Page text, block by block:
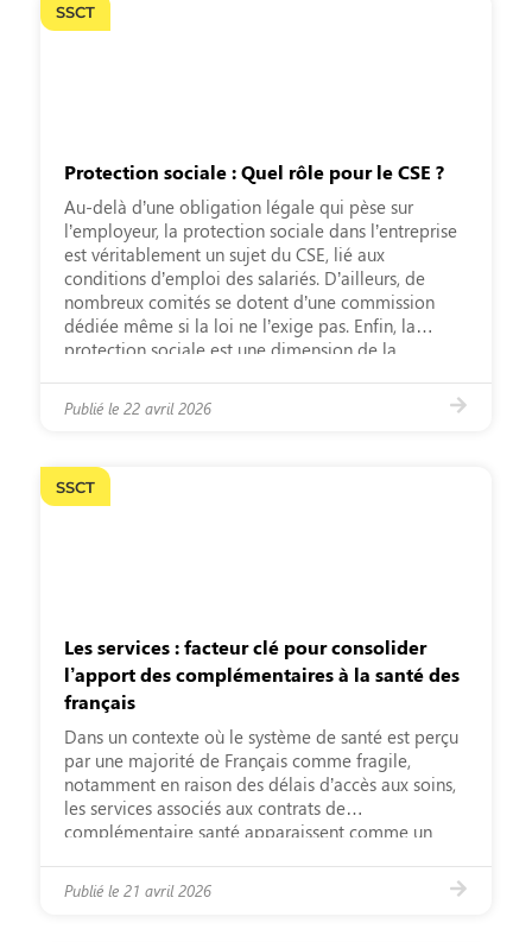
SSCT
Protection sociale : Quel rôle pour le CSE ?
Au-delà d’une obligation légale qui pèse sur
l’employeur, la protection sociale dans l’entreprise
est véritablement un sujet du CSE, lié aux
conditions d’emploi des salariés. D’ailleurs, de
nombreux comités se dotent d’une commission
dédiée même si la loi ne l’exige pas. Enfin, la
protection sociale est une dimension de la
Publié le 22 avril 2026
SSCT
Les services : facteur clé pour consolider
l’apport des complémentaires à la santé des
français
Dans un contexte où le système de santé est perçu
par une majorité de Français comme fragile,
notamment en raison des délais d’accès aux soins,
les services associés aux contrats de
complémentaire santé apparaissent comme un
de santé des assurés. L’étude d’opinion réalisée par
Toluna Harris Interactive pour […]
Publié le 21 avril 2026